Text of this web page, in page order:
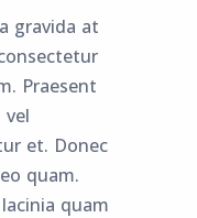
gravida at
Praesent
vel
et. Donec
quam.
quam